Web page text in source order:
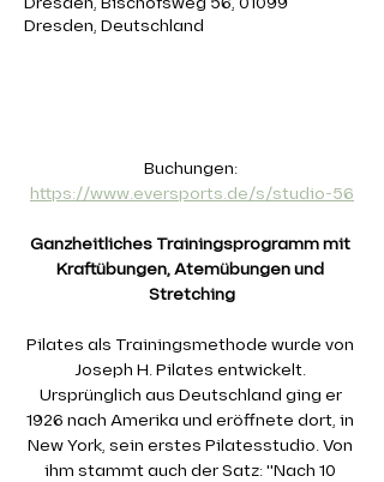
Dresden, Deutschland
Buchungen:
https://www.eversports.de/s/studio-56
Ganzheitliches Trainingsprogramm mit
Kraftübungen, Atemübungen und
Stretching
Pilates als Trainingsmethode wurde von
Joseph H. Pilates entwickelt.
Ursprünglich aus Deutschland ging er
1926 nach Amerika und eröffnete dort, in
New York, sein erstes Pilatesstudio. Von
ihm stammt auch der Satz: "Nach 10